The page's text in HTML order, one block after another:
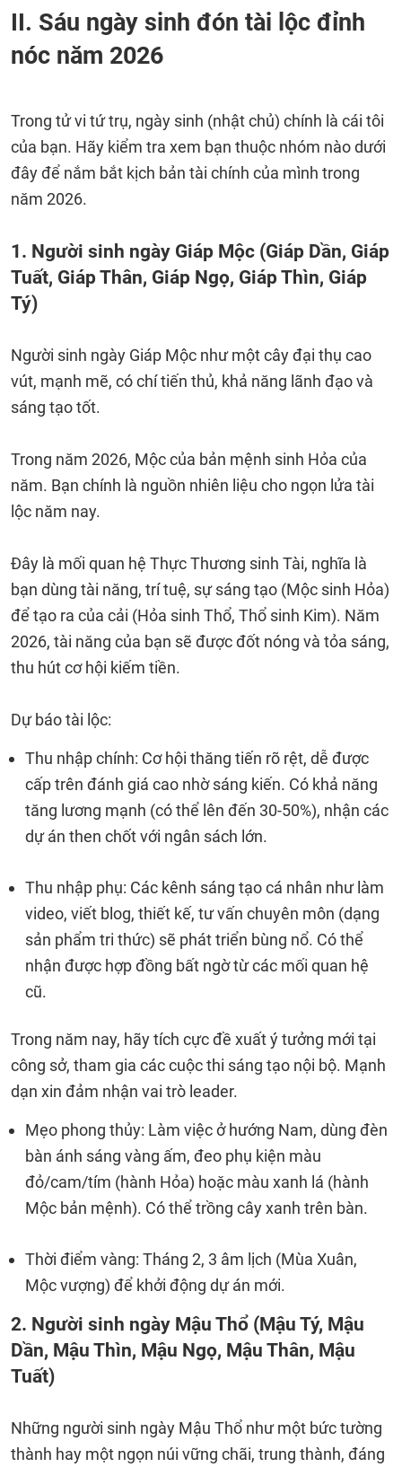
II. Sáu ngày sinh đón tài lộc đỉnh
nóc năm 2026
Trong tử vi tứ trụ, ngày sinh (nhật chủ) chính là cái tôi
của bạn. Hãy kiểm tra xem bạn thuộc nhóm nào dưới
đây để nắm bắt kịch bản tài chính của mình trong
năm 2026.
1. Người sinh ngày Giáp Mộc (Giáp Dần, Giáp
Tuất, Giáp Thân, Giáp Ngọ, Giáp Thìn, Giáp
Tý)
Người sinh ngày Giáp Mộc như một cây đại thụ cao
vút, mạnh mẽ, có chí tiến thủ, khả năng lãnh đạo và
sáng tạo tốt.
Trong năm 2026, Mộc của bản mệnh sinh Hỏa của
năm. Bạn chính là nguồn nhiên liệu cho ngọn lửa tài
lộc năm nay.
Đây là mối quan hệ Thực Thương sinh Tài, nghĩa là
bạn dùng tài năng, trí tuệ, sự sáng tạo (Mộc sinh Hỏa)
để tạo ra của cải (Hỏa sinh Thổ, Thổ sinh Kim). Năm
2026, tài năng của bạn sẽ được đốt nóng và tỏa sáng,
thu hút cơ hội kiếm tiền.
Dự báo tài lộc:
Thu nhập chính: Cơ hội thăng tiến rõ rệt, dễ được
cấp trên đánh giá cao nhờ sáng kiến. Có khả năng
tăng lương mạnh (có thể lên đến 30-50%), nhận các
dự án then chốt với ngân sách lớn.
Thu nhập phụ: Các kênh sáng tạo cá nhân như làm
video, viết blog, thiết kế, tư vấn chuyên môn (dạng
sản phẩm tri thức) sẽ phát triển bùng nổ. Có thể
nhận được hợp đồng bất ngờ từ các mối quan hệ
cũ.
Trong năm nay, hãy tích cực đề xuất ý tưởng mới tại
công sở, tham gia các cuộc thi sáng tạo nội bộ. Mạnh
dạn xin đảm nhận vai trò leader.
Mẹo phong thủy: Làm việc ở hướng Nam, dùng đèn
bàn ánh sáng vàng ấm, đeo phụ kiện màu
đỏ/cam/tím (hành Hỏa) hoặc màu xanh lá (hành
Mộc bản mệnh). Có thể trồng cây xanh trên bàn.
Thời điểm vàng: Tháng 2, 3 âm lịch (Mùa Xuân,
Mộc vượng) để khởi động dự án mới.
2. Người sinh ngày Mậu Thổ (Mậu Tý, Mậu
Dần, Mậu Thìn, Mậu Ngọ, Mậu Thân, Mậu
Tuất)
Những người sinh ngày Mậu Thổ như một bức tường
thành hay một ngọn núi vững chãi, trung thành, đáng